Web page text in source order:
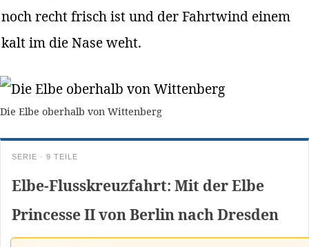
noch recht frisch ist und der Fahrtwind einem
kalt im die Nase weht.
Die Elbe oberhalb von Wittenberg
SERIE · 9 TEILE
Elbe-Flusskreuzfahrt: Mit der Elbe
Princesse II von Berlin nach Dresden